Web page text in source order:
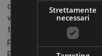
quello di
Gustav Mahler
viennese soggiornò per
trovava pace e
piccola casetta vicino al
parte della suaNona e
Strettamente
necessari